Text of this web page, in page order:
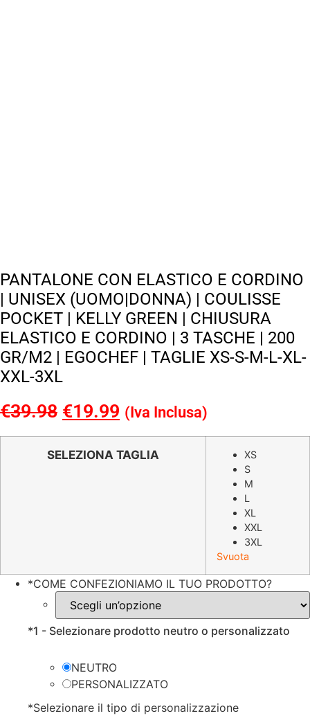
PANTALONE CON ELASTICO E CORDINO
| UNISEX (UOMO|DONNA) | COULISSE
POCKET | KELLY GREEN | CHIUSURA
ELASTICO E CORDINO | 3 TASCHE | 200
GR/M2 | EGOCHEF | TAGLIE XS-S-M-L-XL-
XXL-3XL
€39.98 Il
prezzo
originale
€19.99 Il
prezzo
attuale
(Iva Inclusa)
SELEZIONA TAGLIA
XS
S
M
L
XL
XXL
3XL
Svuota
*COME CONFEZIONIAMO IL TUO PRODOTTO?
*1 - Selezionare prodotto neutro o personalizzato
NEUTRO
PERSONALIZZATO
*Selezionare il tipo di personalizzazione